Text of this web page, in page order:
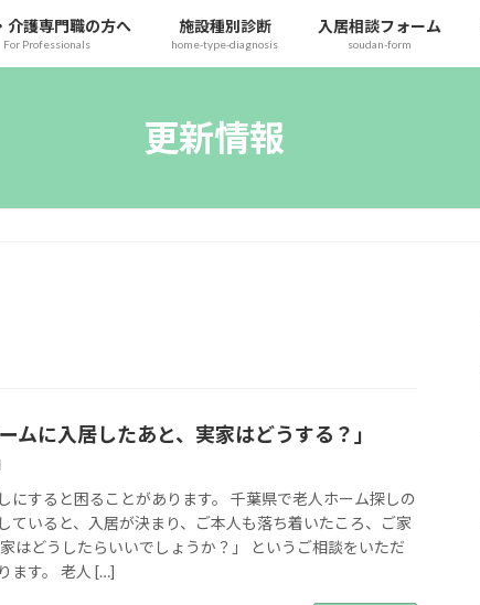
介護専門職の方へ
For Professionals
施設種別診断
home-type-diagnosis
入居相談フォーム
soudan-form
更新情報
ームに入居したあと、実家はどうする？」
にすると困ることがあります。 千葉県で老人ホーム探しの
ていると、入居が決まり、ご本人も落ち着いたころ、ご家
はどうしたらいいでしょうか？」 というご相談をいただ
ます。 老人 […]